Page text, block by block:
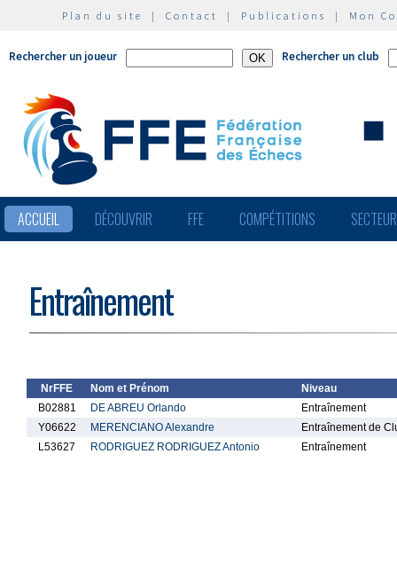
Plan du site | Contact | Publications | Mon
Rechercher un joueur Rechercher un club
ACCUEIL DÉCOUVRIR FFE COMPÉTITIONS
Entraînement
NrFFE Nom et Prénom
Niveau
B02881
DE ABREU Orlando
Entraînement
Y06622
MERENCIANO Alexandre
Entraînement de
L53627
RODRIGUEZ RODRIGUEZ Antonio Entraînement